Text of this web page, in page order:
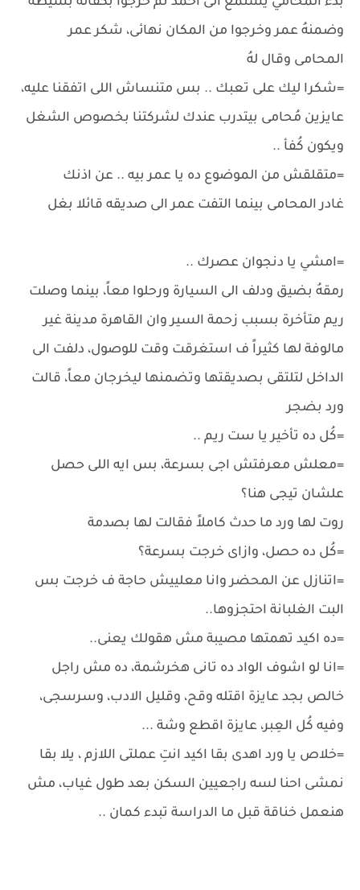
وضمنهُ عمر وخرجوا من المكان نهائى، شكر عمر
المحامى وقال لهُ
=شكرا ليك على تعبك .. بس متنساش اللى اتفقنا عليه،
عايزين مُحامى بيتدرب عندك لشركتنا بخصوص الشغل
ويكون كُفأ ..
=متقلقش من الموضوع ده يا عمر بيه .. عن اذنك
غادر المحامى بينما التفت عمر الى صديقه قائلا بغل
=امشي يا دنجوان عصرك ..
رمقهُ بضيق ودلف الى السيارة ورحلوا معاً، بينما وصلت
ريم متأخرة بسبب زحمة السير وان القاهرة مدينة غير
مالوفة لها كثيراً ف استغرقت وقت للوصول، دلفت الى
الداخل لتلتقى بصديقتها وتضمنها ليخرجان معاً، قالت
ورد بضجر
=كُل ده تأخير يا ست ريم ..
=معلش معرفتش اجى بسرعة، بس ايه اللى حصل
علشان تيجى هنا؟
روت لها ورد ما حدث كاملاً فقالت لها بصدمة
=كُل ده حصل، وازاى خرجت بسرعة؟
=اتنازل عن المحضر وانا معلييش حاجة ف خرجت بس
البت الغلبانة احتجزوها..
=ده اكيد تهمتها مصيبة مش هقولك يعنى..
=انا لو اشوف الواد ده تانى هخرشمة، ده مش راجل
خالص بجد عايزة اقتله وقح، وقليل الادب، وسرسجى،
وفيه كُل العِبر، عايزة اقطع وشة ...
=خلاص يا ورد اهدى بقا اكيد انتِ عملتى اللازم ، يلا بقا
نمشى احنا لسه راجعيين السكن بعد طول غياب، مش
هنعمل خناقة قبل ما الدراسة تبدء كمان ..